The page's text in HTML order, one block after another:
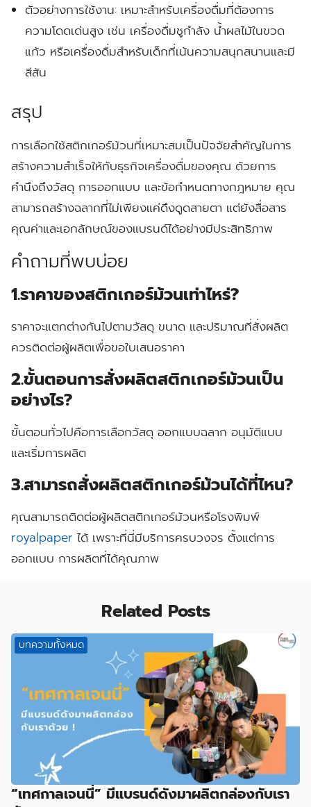
ตัวอย่างการใช้งาน: เหมาะสำหรับเครื่องดื่มที่ต้องการ
ความโดดเด่นสูง เช่น เครื่องดื่มชูกำลัง น้ำผลไม้ในขวด
แก้ว หรือเครื่องดื่มสำหรับเด็กที่เน้นความสนุกสนานและมี
สีสัน
สรุป
การเลือกใช้สติกเกอร์ม้วนที่เหมาะสมเป็นปัจจัยสำคัญในการ
สร้างความสำเร็จให้กับธุรกิจเครื่องดื่มของคุณ ด้วยการ
คำนึงถึงวัสดุ การออกแบบ และข้อกำหนดทางกฎหมาย คุณ
สามารถสร้างฉลากที่ไม่เพียงแค่ดึงดูดสายตา แต่ยังสื่อสาร
คุณค่าและเอกลักษณ์ของแบรนด์ได้อย่างมีประสิทธิภาพ
คำถามที่พบบ่อย
1.ราคาของสติกเกอร์ม้วนเท่าไหร่?
ราคาจะแตกต่างกันไปตามวัสดุ ขนาด และปริมาณที่สั่งผลิต
ควรติดต่อผู้ผลิตเพื่อขอใบเสนอราคา
2.ขั้นตอนการสั่งผลิตสติกเกอร์ม้วนเป็น
อย่างไร?
ขั้นตอนทั่วไปคือการเลือกวัสดุ ออกแบบฉลาก อนุมัติแบบ
และเริ่มการผลิต
3.สามารถสั่งผลิตสติกเกอร์ม้วนได้ที่ไหน?
คุณสามารถติดต่อผู้ผลิตสติกเกอร์ม้วนหรือโรงพิมพ์
royalpaper ได้ เพราะที่นี่มีบริการครบวงจร ตั้งแต่การ
ออกแบบ การผลิตที่ได้คุณภาพ
Related Posts
บทความทั้งหมด
“เทศกาลเจนนี่” มีแบรนด์ดังมาผลิตกล่องกับเรา